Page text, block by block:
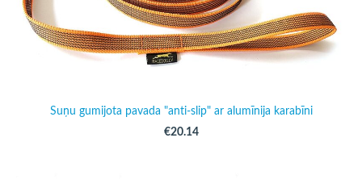
Suņu gumijota pavada "anti-slip" ar alumīnija karabīni
€20.14